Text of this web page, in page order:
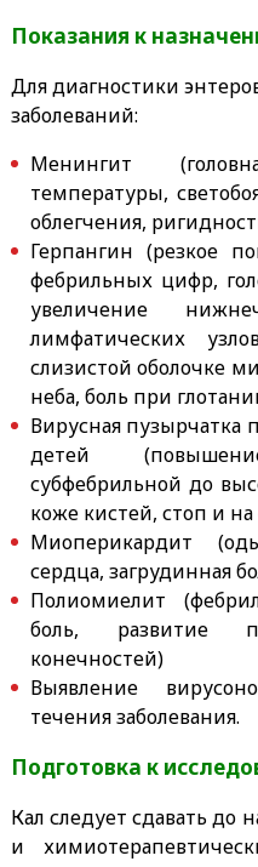
Показания к
Для диагностики
заболеваний:
Менингит
температуры,
облегчения,
Герпангин (резкое
фебрильных цифр,
увеличение
лимфатических
слизистой оболочке
неба, боль при
Вирусная пузырчатка
детей
субфебрильной до
коже кистей, стоп и на
Миоперикардит
сердца, загрудинная
Полиомиелит
боль, развитие
конечностей)
Выявление
течения заболевания.
Подготовка к
Кал следует сдавать до
и